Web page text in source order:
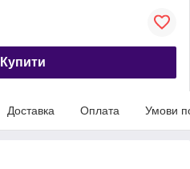
Купити
Доставка Оплата Умови